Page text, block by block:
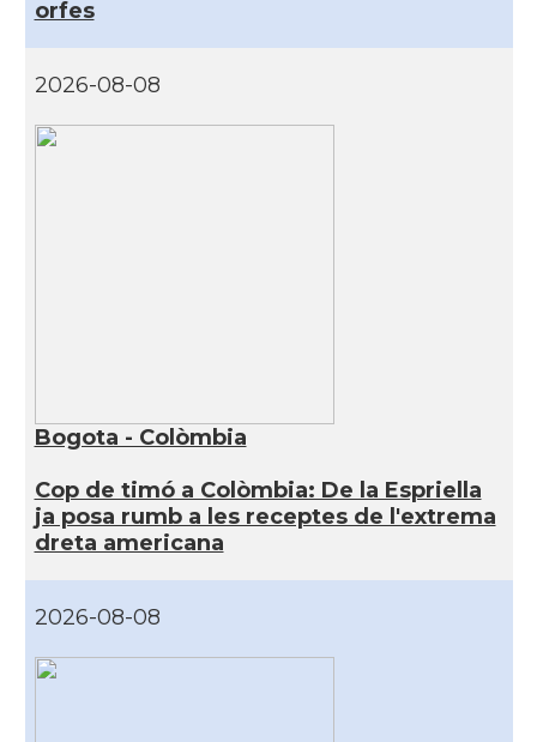
orfes
2026-08-08
Bogota - Colòmbia
Cop de timó a Colòmbia: De la Espriella
ja posa rumb a les receptes de l'extrema
dreta americana
2026-08-08